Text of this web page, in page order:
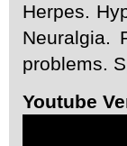
Herpes.
Neuralgia.
problems.
Youtube